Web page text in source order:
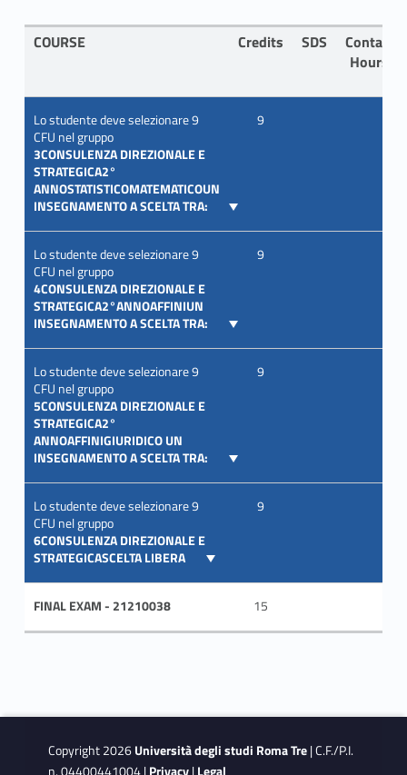
COURSE Credits SDS
Contact
Hours
Lo studente deve selezionare 9
CFU nel gruppo
3CONSULENZA DIREZIONALE E
STRATEGICA2°
ANNOSTATISTICOMATEMATICOUN
INSEGNAMENTO A SCELTA TRA:
9
Lo studente deve selezionare 9
CFU nel gruppo
4CONSULENZA DIREZIONALE E
STRATEGICA2°ANNOAFFINIUN
INSEGNAMENTO A SCELTA TRA:
9
Lo studente deve selezionare 9
CFU nel gruppo
5CONSULENZA DIREZIONALE E
STRATEGICA2°
ANNOAFFINIGIURIDICO UN
INSEGNAMENTO A SCELTA TRA:
9
Lo studente deve selezionare 9
CFU nel gruppo
6CONSULENZA DIREZIONALE E
STRATEGICASCELTA LIBERA
9
FINAL EXAM - 21210038 15
Copyright 2026Università degli studi Roma Tre| C.F./P.I.